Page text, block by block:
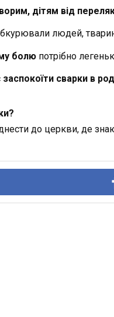
дітям від
людей,
болю потрібно
заспокоїти сварки в
до церкви, де